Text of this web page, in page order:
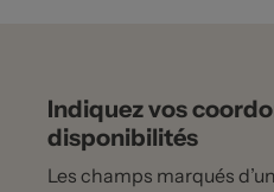
Indiquez vos
disponibilités
Les champs marqués